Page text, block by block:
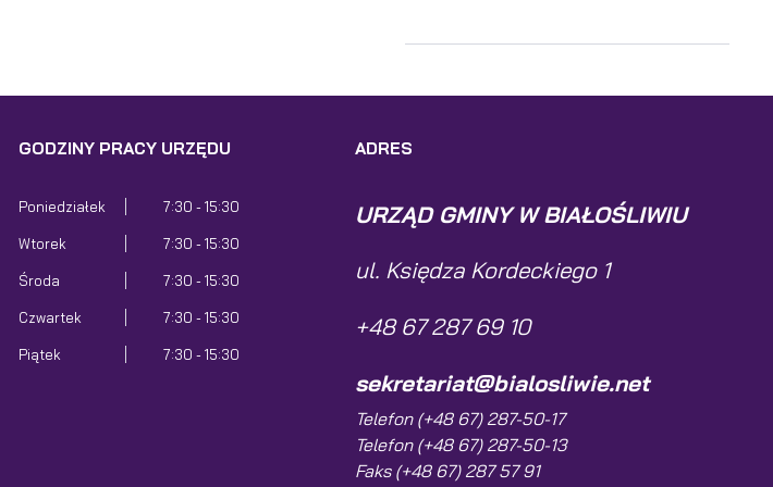
GODZINY PRACY URZĘDU
Poniedziałek 7:30 - 15:30
Wtorek 7:30 - 15:30
Środa 7:30 - 15:30
Czwartek 7:30 - 15:30
Piątek 7:30 - 15:30
ADRES
URZĄD GMINY W BIAŁOŚLIWIU
ul. Księdza Kordeckiego 1
+48 67 287 69 10
sekretariat@bialosliwie.net
Telefon (+48 67) 287-50-17
Telefon (+48 67) 287-50-13
Faks (+48 67) 287 57 91